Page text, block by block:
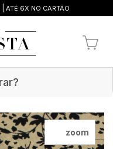
ATÉ 6X NO CARTÃO
zoom